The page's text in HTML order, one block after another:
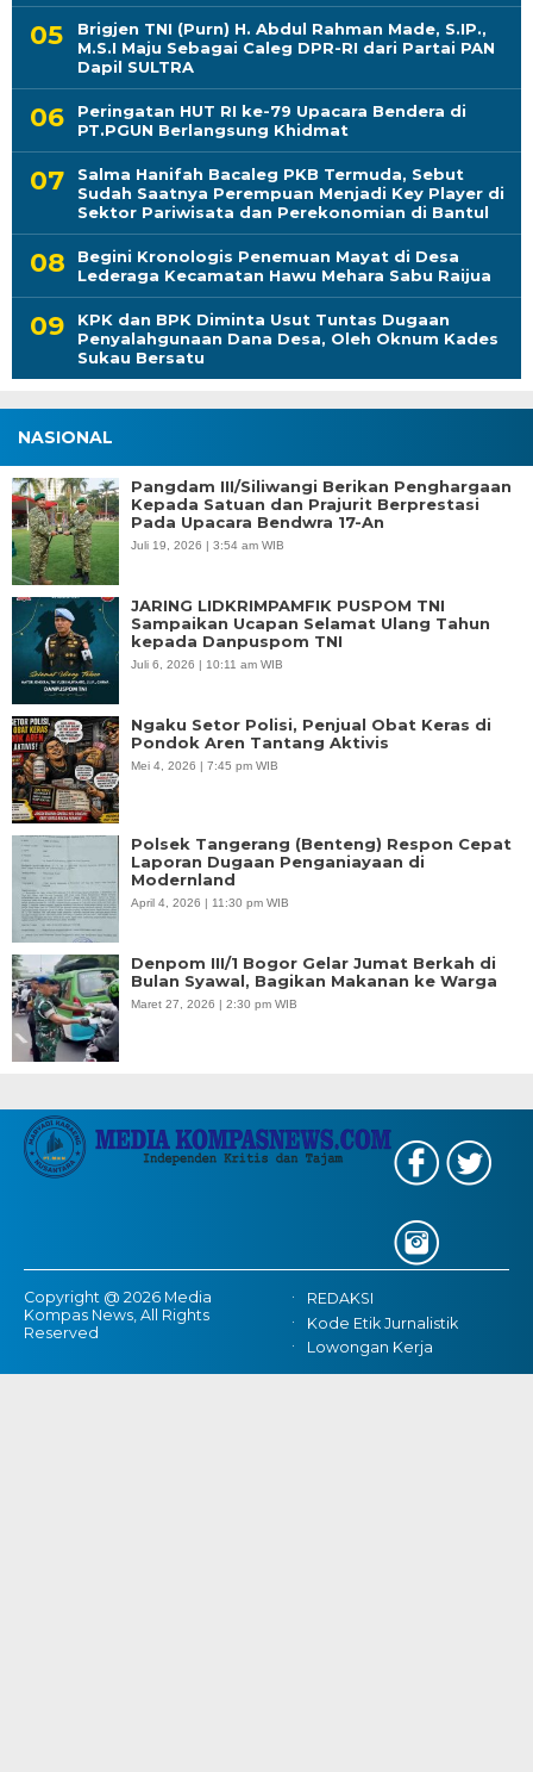
Brigjen TNI (Purn) H. Abdul Rahman Made, S.IP.,
M.S.I Maju Sebagai Caleg DPR-RI dari Partai PAN
Dapil SULTRA
Peringatan HUT RI ke-79 Upacara Bendera di
PT.PGUN Berlangsung Khidmat
Salma Hanifah Bacaleg PKB Termuda, Sebut
Sudah Saatnya Perempuan Menjadi Key Player di
Sektor Pariwisata dan Perekonomian di Bantul
Begini Kronologis Penemuan Mayat di Desa
Lederaga Kecamatan Hawu Mehara Sabu Raijua
KPK dan BPK Diminta Usut Tuntas Dugaan
Penyalahgunaan Dana Desa, Oleh Oknum Kades
Sukau Bersatu
NASIONAL
Pangdam III/Siliwangi Berikan Penghargaan
Kepada Satuan dan Prajurit Berprestasi
Pada Upacara Bendwra 17-An
Juli 19, 2026 | 3:54 am WIB
JARING LIDKRIMPAMFIK PUSPOM TNI
Sampaikan Ucapan Selamat Ulang Tahun
kepada Danpuspom TNI
Juli 6, 2026 | 10:11 am WIB
Ngaku Setor Polisi, Penjual Obat Keras di
Pondok Aren Tantang Aktivis
Mei 4, 2026 | 7:45 pm WIB
Polsek Tangerang (Benteng) Respon Cepat
Laporan Dugaan Penganiayaan di
Modernland
April 4, 2026 | 11:30 pm WIB
Denpom III/1 Bogor Gelar Jumat Berkah di
Bulan Syawal, Bagikan Makanan ke Warga
Maret 27, 2026 | 2:30 pm WIB
Copyright @ 2026 Media
Kompas News, All Rights
Reserved
REDAKSI
Kode Etik Jurnalistik
Lowongan Kerja